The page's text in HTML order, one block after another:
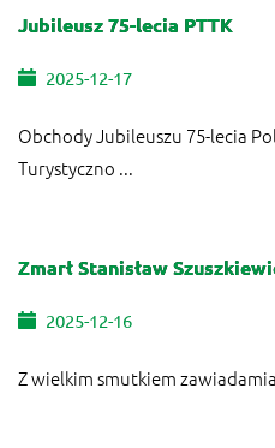
Jubileusz 75-lecia PTTK
2025-12-17
Obchody Jubileuszu 75-lecia
Turystyczno ...
Zmarł Stanisław
2025-12-16
Z wielkim smutkiem